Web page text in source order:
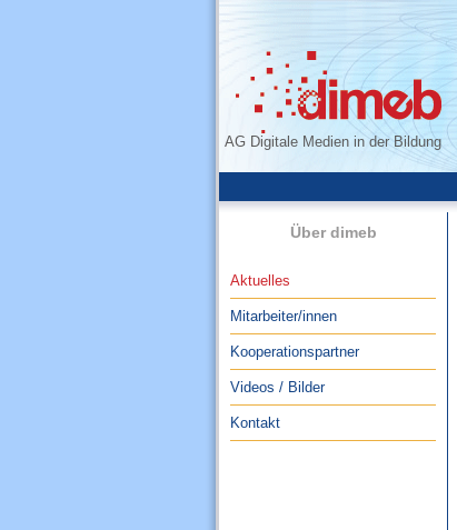
AG Digitale Medien in der Bildung
Über dimeb
Aktuelles
Mitarbeiter/innen
Kooperationspartner
Videos / Bilder
Kontakt